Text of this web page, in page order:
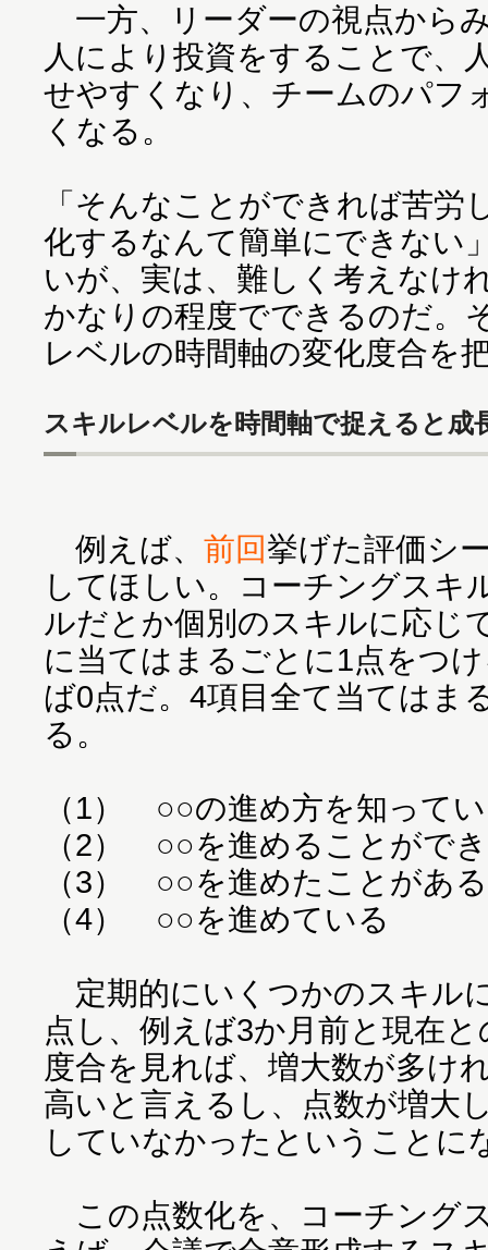
一方、リーダーの視点から
人により投資をすることで、
せやすくなり、チームのパフ
くなる。
「そんなことができれば苦労
化するなんて簡単にできない
いが、実は、難しく考えなけ
かなりの程度でできるのだ。
レベルの時間軸の変化度合を
スキルレベルを時間軸で捉えると成
例えば、 前回挙げた評価シ
してほしい。コーチングスキ
ルだとか個別のスキルに応じ
に当てはまるごとに1点をつ
ば0点だ。4項目全て当てはま
る。
（1） ○○の進め方を知って
（2） ○○を進めることがで
（3） ○○を進めたことがある
（4） ○○を進めている
定期的にいくつかのスキル
点し、例えば3か月前と現在
度合を見れば、増大数が多け
高いと言えるし、点数が増大
していなかったということに
この点数化を、コーチング